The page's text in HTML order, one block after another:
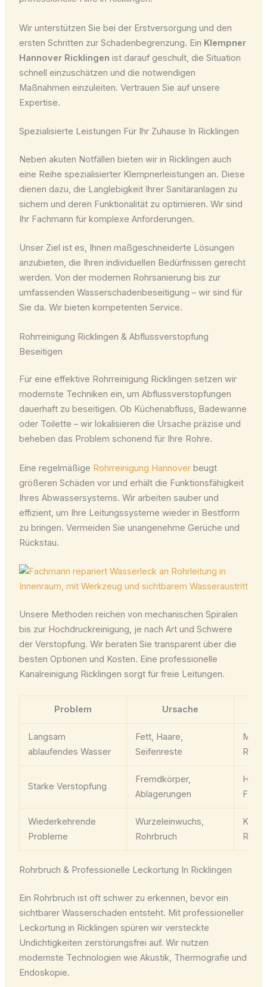
Wir unterstützen Sie bei der Erstversorgung und den
ersten Schritten zur Schadenbegrenzung. Ein Klempner
Hannover Ricklingen ist darauf geschult, die Situation
schnell einzuschätzen und die notwendigen
Maßnahmen einzuleiten. Vertrauen Sie auf unsere
Expertise.
Spezialisierte Leistungen Für Ihr Zuhause In Ricklingen
Neben akuten Notfällen bieten wir in Ricklingen auch
eine Reihe spezialisierter Klempnerleistungen an. Diese
dienen dazu, die Langlebigkeit Ihrer Sanitäranlagen zu
sichern und deren Funktionalität zu optimieren. Wir sind
Ihr Fachmann für komplexe Anforderungen.
Unser Ziel ist es, Ihnen maßgeschneiderte Lösungen
anzubieten, die Ihren individuellen Bedürfnissen gerecht
werden. Von der modernen Rohrsanierung bis zur
umfassenden Wasserschadenbeseitigung – wir sind für
Sie da. Wir bieten kompetenten Service.
Rohrreinigung Ricklingen & Abflussverstopfung
Beseitigen
Für eine effektive Rohrreinigung Ricklingen setzen wir
modernste Techniken ein, um Abflussverstopfungen
dauerhaft zu beseitigen. Ob Küchenabfluss, Badewanne
oder Toilette – wir lokalisieren die Ursache präzise und
beheben das Problem schonend für Ihre Rohre.
Eine regelmäßige Rohrreinigung Hannoverbeugt
größeren Schäden vor und erhält die Funktionsfähigkeit
Ihres Abwassersystems. Wir arbeiten sauber und
effizient, um Ihre Leitungssysteme wieder in Bestform
zu bringen. Vermeiden Sie unangenehme Gerüche und
Rückstau.
Unsere Methoden reichen von mechanischen Spiralen
bis zur Hochdruckreinigung, je nach Art und Schwere
der Verstopfung. Wir beraten Sie transparent über die
besten Optionen und Kosten. Eine professionelle
Kanalreinigung Ricklingen sorgt für freie Leitungen.
Problem Ursache
Langsam
ablaufendes Wasser
Fett, Haare,
Seifenreste
Starke Verstopfung
Fremdkörper,
Ablagerungen
Wiederkehrende
Probleme
Wurzeleinwuchs,
Rohrbruch
Rohrbruch & Professionelle Leckortung In Ricklingen
Ein Rohrbruch ist oft schwer zu erkennen, bevor ein
sichtbarer Wasserschaden entsteht. Mit professioneller
Leckortung in Ricklingen spüren wir versteckte
Undichtigkeiten zerstörungsfrei auf. Wir nutzen
modernste Technologien wie Akustik, Thermografie und
Endoskopie.